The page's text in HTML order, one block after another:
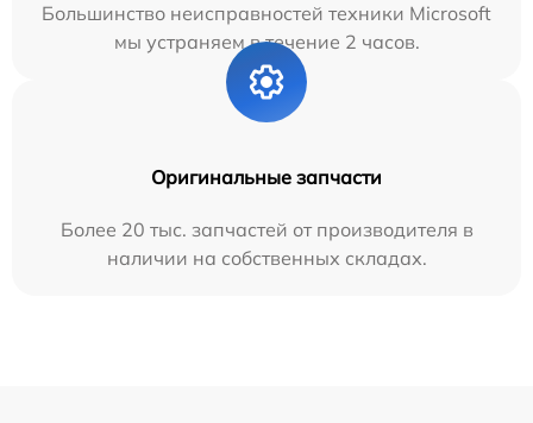
Большинство неисправностей техники Microsoft
мы устраняем в течение 2 часов.
Оригинальные запчасти
Более 20 тыс. запчастей от производителя в
наличии на собственных складах.